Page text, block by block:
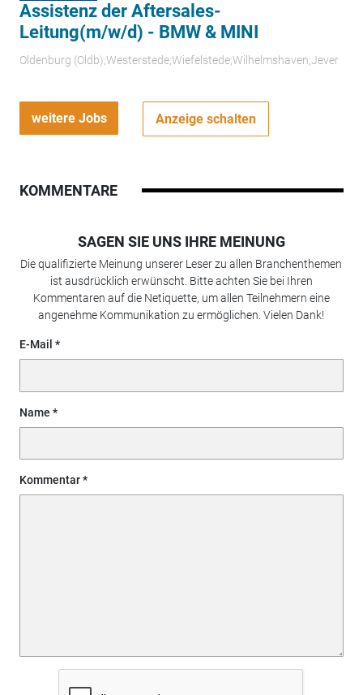
Assistenz der Aftersales-
Leitung(m/w/d) - BMW & MINI
Oldenburg (Oldb);Westerstede;Wiefelstede;Wilhelmshaven;Jever
weitere Jobs Anzeige schalten
KOMMENTARE
SAGEN SIE UNS IHRE MEINUNG
Die qualifizierte Meinung unserer Leser zu allen Branchenthemen
ist ausdrücklich erwünscht. Bitte achten Sie bei Ihren
Kommentaren auf die Netiquette, um allen Teilnehmern eine
angenehme Kommunikation zu ermöglichen. Vielen Dank!
E-Mail
Name
Kommentar